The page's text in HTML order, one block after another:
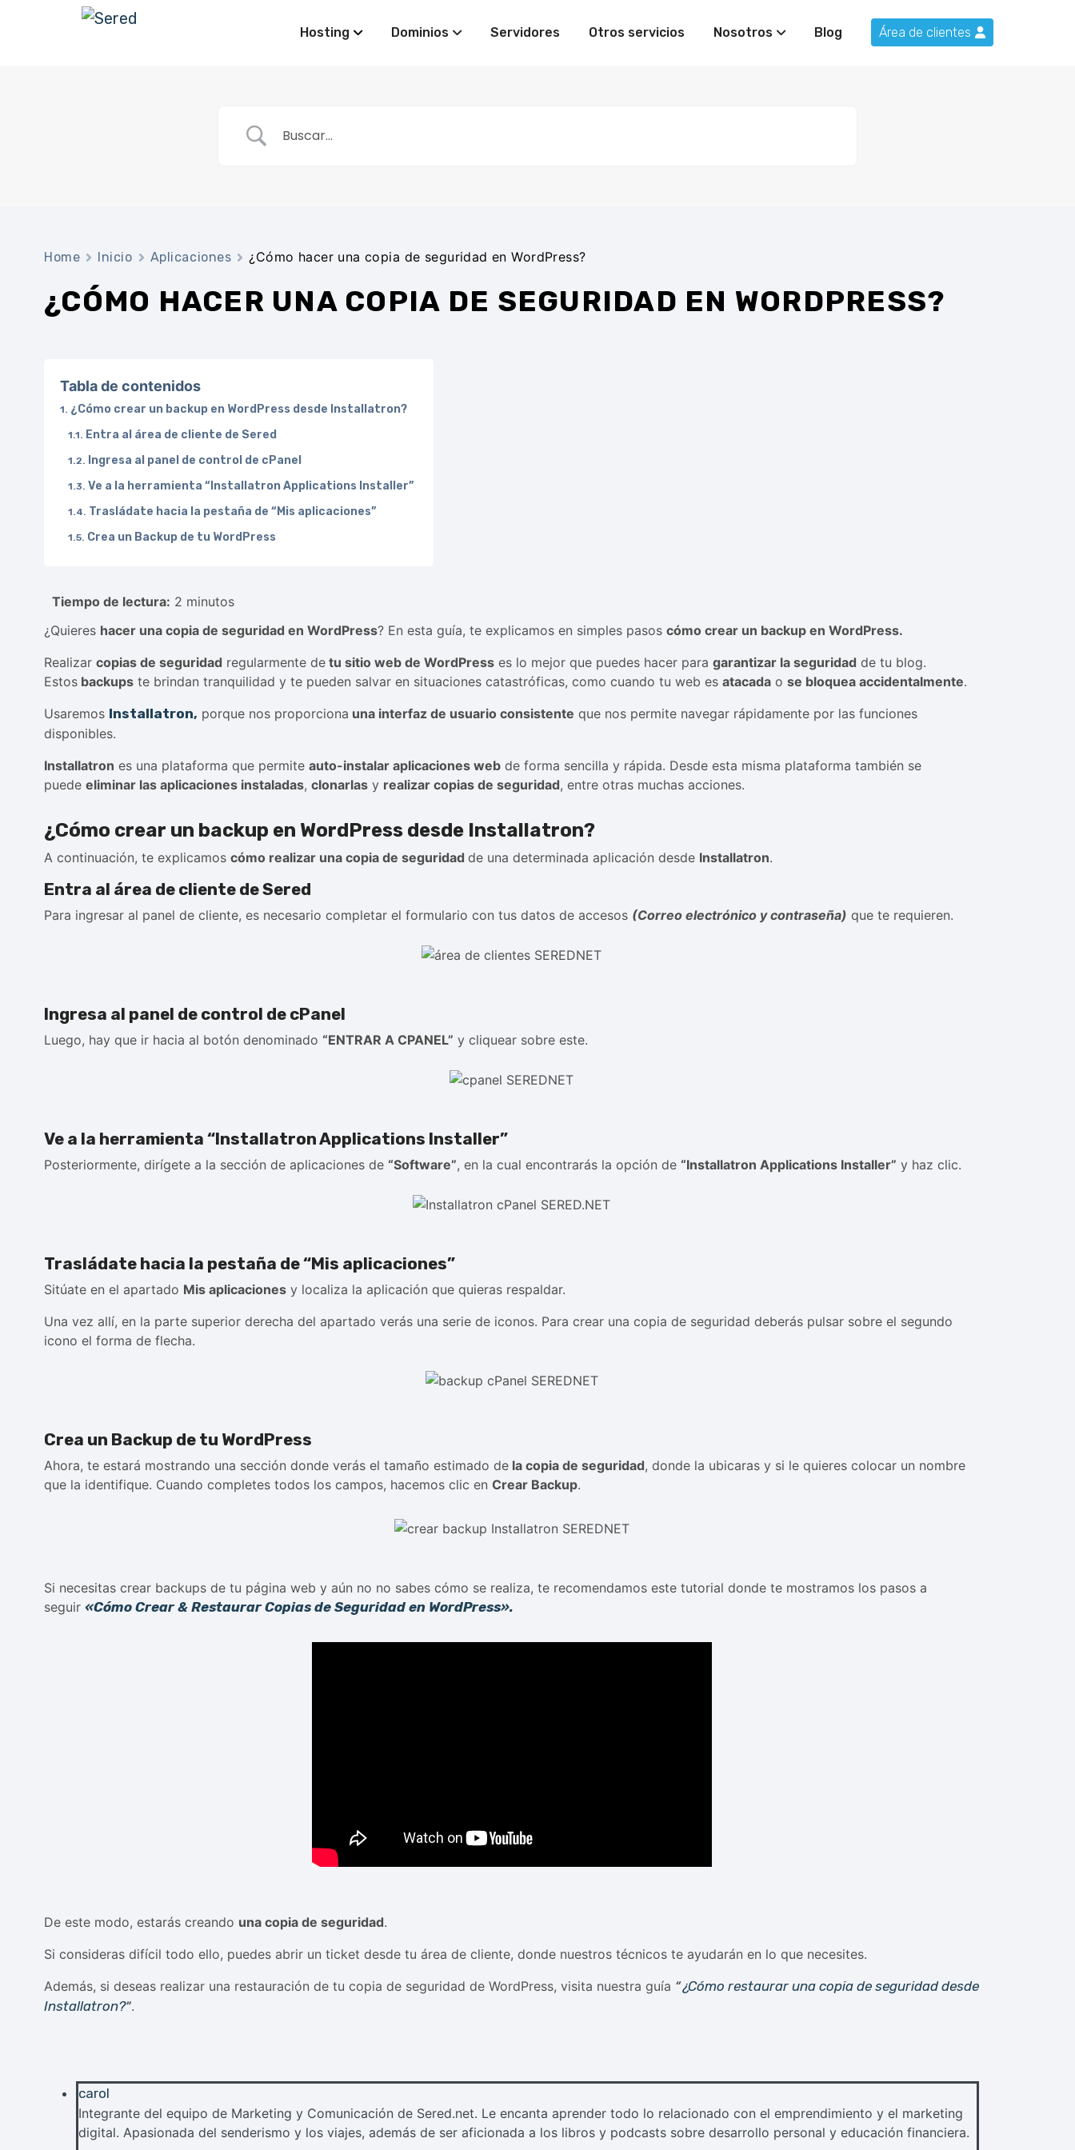
Hosting Dominios Servidores Otros servicios Nosotros Blog Área de clientes
Home Inicio Aplicaciones ¿Cómo hacer una copia de seguridad en WordPress?
¿CÓMO HACER UNA COPIA DE SEGURIDAD EN WORDPRESS?
Tabla de contenidos
¿Cómo crear un backup en WordPress desde Installatron?
Entra al área de cliente de Sered
Ingresa al panel de control de cPanel
Ve a la herramienta “Installatron Applications Installer”
Trasládate hacia la pestaña de “Mis aplicaciones”
Crea un Backup de tu WordPress
Tiempo de lectura: 2 minutos
¿Quieres hacer una copia de seguridad en WordPress? En esta guía, te explicamos en simples pasos cómo crear un backup en WordPress.
Realizar copias de seguridad regularmente de tu sitio web de WordPress es lo mejor que puedes hacer para garantizar la seguridad de tu blog.
Estos backups te brindan tranquilidad y te pueden salvar en situaciones catastróficas, como cuando tu web es atacada o se bloquea accidentalmente.
Usaremos Installatron, porque nos proporciona una interfaz de usuario consistente que nos permite navegar rápidamente por las funciones
disponibles.
Installatron es una plataforma que permite auto-instalar aplicaciones web de forma sencilla y rápida. Desde esta misma plataforma también se
puede eliminar las aplicaciones instaladas, clonarlas y realizar copias de seguridad, entre otras muchas acciones.
¿Cómo crear un backup en WordPress desde Installatron?
A continuación, te explicamos cómo realizar una copia de seguridad de una determinada aplicación desde Installatron.
Entra al área de cliente de Sered
Para ingresar al panel de cliente, es necesario completar el formulario con tus datos de accesos (Correo electrónico y contraseña) que te requieren.
Ingresa al panel de control de cPanel
Luego, hay que ir hacia al botón denominado “ENTRAR A CPANEL” y cliquear sobre este.
Ve a la herramienta “Installatron Applications Installer”
Posteriormente, dirígete a la sección de aplicaciones de “Software”, en la cual encontrarás la opción de “Installatron Applications Installer” y haz clic.
Trasládate hacia la pestaña de “Mis aplicaciones”
Sitúate en el apartado Mis aplicaciones y localiza la aplicación que quieras respaldar.
Una vez allí, en la parte superior derecha del apartado verás una serie de iconos. Para crear una copia de seguridad deberás pulsar sobre el segundo
icono el forma de flecha.
Crea un Backup de tu WordPress
Ahora, te estará mostrando una sección donde verás el tamaño estimado de la copia de seguridad, donde la ubicaras y si le quieres colocar un nombre
que la identifique. Cuando completes todos los campos, hacemos clic en Crear Backup.
Si necesitas crear backups de tu página web y aún no no sabes cómo se realiza, te recomendamos este tutorial donde te mostramos los pasos a
seguir «Cómo Crear & Restaurar Copias de Seguridad en WordPress».
De este modo, estarás creando una copia de seguridad.
Si consideras difícil todo ello, puedes abrir un ticket desde tu área de cliente, donde nuestros técnicos te ayudarán en lo que necesites.
Además, si deseas realizar una restauración de tu copia de seguridad de WordPress, visita nuestra guía “¿Cómo restaurar una copia de seguridad desde
Installatron?”.
carol
Integrante del equipo de Marketing y Comunicación de Sered.net. Le encanta aprender todo lo relacionado con el emprendimiento y el marketing
digital. Apasionada del senderismo y los viajes, además de ser aficionada a los libros y podcasts sobre desarrollo personal y educación financiera.